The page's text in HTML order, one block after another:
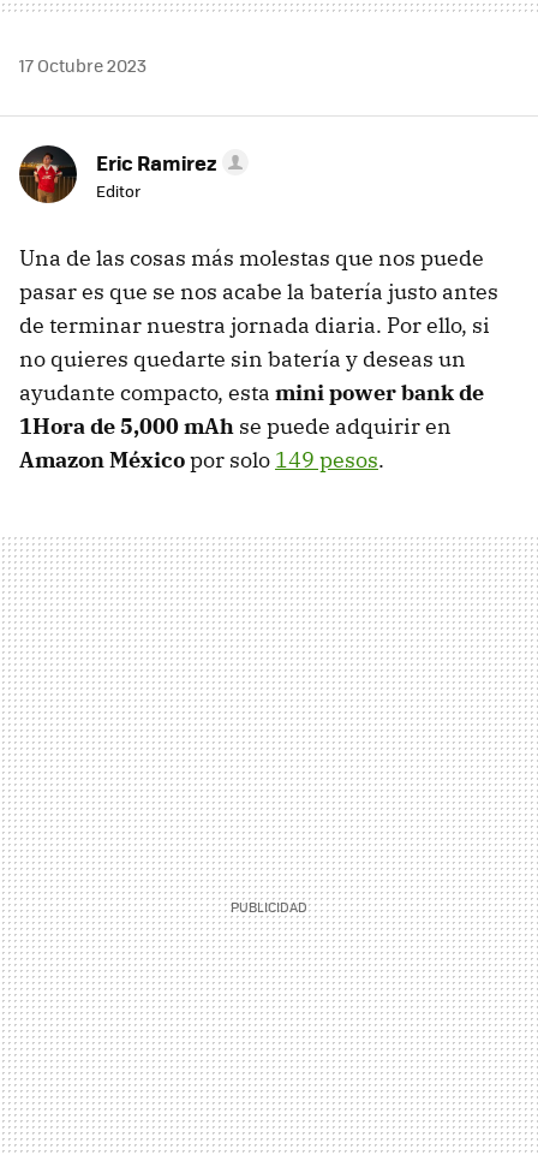
17 Octubre 2023
Eric Ramirez
Editor
Una de las cosas más molestas que nos puede
pasar es que se nos acabe la batería justo antes
de terminar nuestra jornada diaria. Por ello, si
no quieres quedarte sin batería y deseas un
ayudante compacto, esta mini power bank de
1Hora de 5,000 mAh se puede adquirir en
Amazon Méxicopor solo 149 pesos.